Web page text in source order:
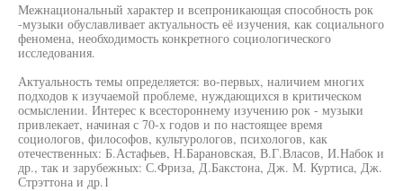
Межнациональный характер и всепроникающая способность рок
-музыки обуславливает актуальность её изучения, как социального
феномена, необходимость конкретного социологического
исследования.
Актуальность темы определяется: во-первых, наличием многих
подходов к изучаемой проблеме, нуждающихся в критическом
осмыслении. Интерес к всестороннему изучению рок - музыки
привлекает, начиная с 70-х годов и по настоящее время
социологов, философов, культурологов, психологов, как
отечественных: Б.Астафьев, Н.Барановская, В.Г.Власов, И.Набок и
др., так и зарубежных: С.Фриза, Д.Бакстона, Дж. М. Куртиса, Дж.
Стрэттона и др.1